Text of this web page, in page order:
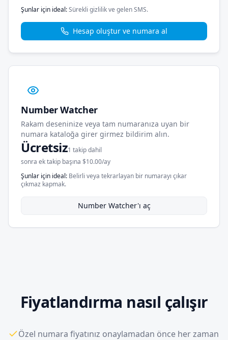
Şunlar için ideal:Sürekli gizlilik ve gelen SMS.
Hesap oluştur ve numara al
Number Watcher
Rakam deseninize veya tam numaranıza uyan bir
numara kataloğa girer girmez bildirim alın.
Ücretsiz1 takip dahil
sonra ek takip başına $10.00/ay
Şunlar için ideal: Belirli veya tekrarlayan bir numarayı çıkar
çıkmaz kapmak.
Number Watcher'ı aç
Fiyatlandırma nasıl çalışır
Özel numara fiyatınız onaylamadan önce her zaman